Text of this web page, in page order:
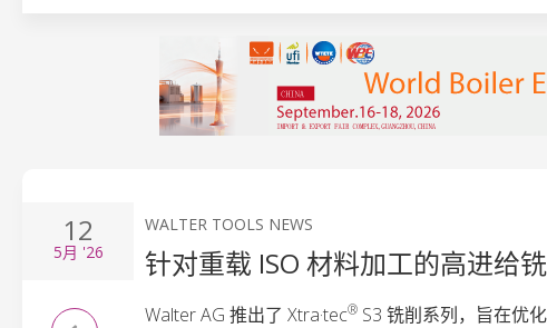
12
5月 '26
WALTER TOOLS NEWS
针对重载 ISO 材料加工的高进给
Walter AG 推出了 Xtra·tec® S3 铣削系列，旨在优